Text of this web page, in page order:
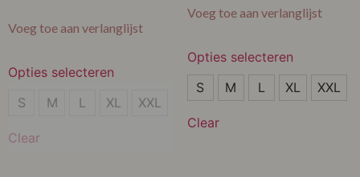
Voeg toe aan verlanglijst
Opties selecteren
S
M
S M L XL XXL
Clear
Voeg toe aan verlanglijst
Opties selecteren
S
M
S M L XL XXL
Clear